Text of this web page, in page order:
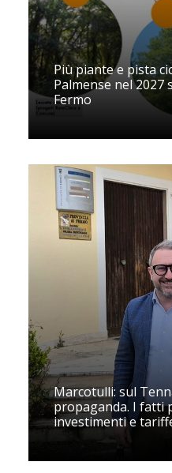
Più piante e pista
Palmense nel 2027
Fermo
Marcotulli: sul
propaganda. I fatti
investimenti e